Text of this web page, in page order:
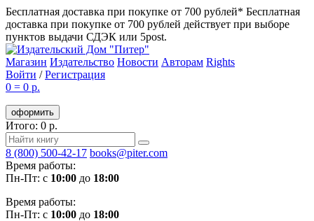
Бесплатная доставка при покупке от 700 рублей* Бесплатная
доставка при покупке от 700 рублей действует при выборе
пунктов выдачи СДЭК или 5post.
Магазин Издательство Новости Авторам Rights
Войти /Регистрация
0 = 0 р.
оформить
Итого: 0 р.
8 (800) 500-42-17 books@piter.com
Время работы:
Пн-Пт: с 10:00 до 18:00
Время работы:
Пн-Пт: с 10:00 до 18:00